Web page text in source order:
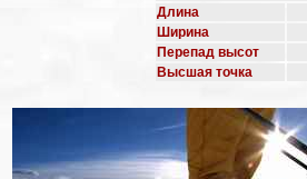
Длина
Ширина
Перепад высот
Высшая точка